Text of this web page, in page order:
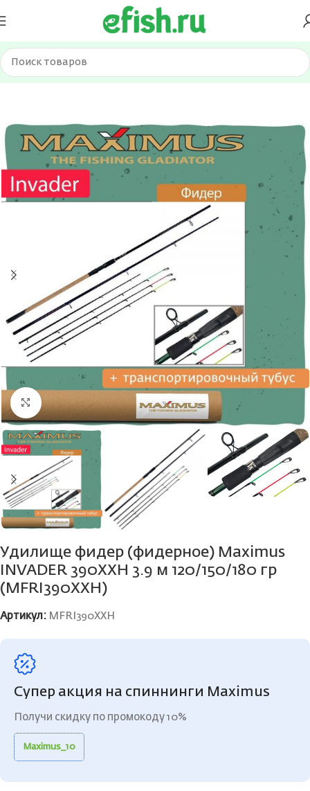
Главная Удилища Фидерное
Нажмите, чтобы увеличить
Удилище фидер (фидерное) Maximus
INVADER 390XXH 3.9 м 120/150/180 гр
(MFRI390XXH)
Артикул: MFRI390XXH
Супер акция на спиннинги Maximus
Получи скидку по промокоду 10%
Maximus_10